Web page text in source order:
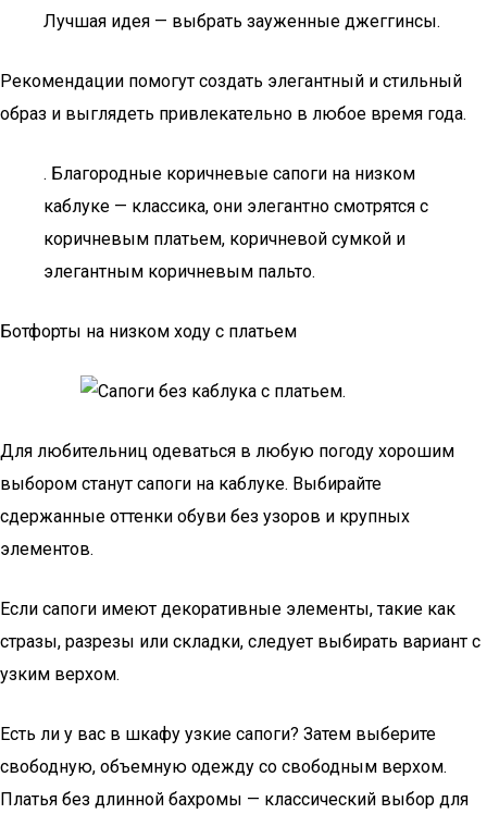
Лучшая идея — выбрать зауженные джеггинсы.
Рекомендации помогут создать элегантный и стильный
образ и выглядеть привлекательно в любое время года.
. Благородные коричневые сапоги на низком
каблуке — классика, они элегантно смотрятся с
коричневым платьем, коричневой сумкой и
элегантным коричневым пальто.
Ботфорты на низком ходу с платьем
Для любительниц одеваться в любую погоду хорошим
выбором станут сапоги на каблуке. Выбирайте
сдержанные оттенки обуви без узоров и крупных
элементов.
Если сапоги имеют декоративные элементы, такие как
стразы, разрезы или складки, следует выбирать вариант с
узким верхом.
Есть ли у вас в шкафу узкие сапоги? Затем выберите
свободную, объемную одежду со свободным верхом.
Платья без длинной бахромы — классический выбор для